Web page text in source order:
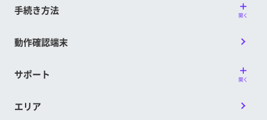
手続き方法 開く
動作確認端末
サポート 開く
エリア